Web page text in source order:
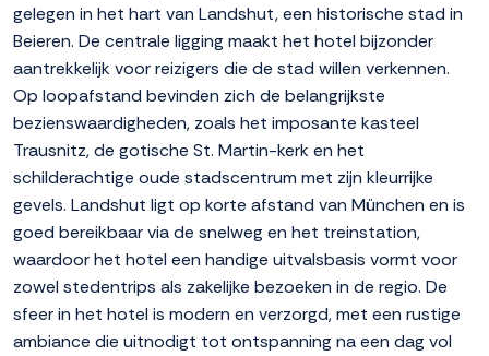
gelegen in het hart van Landshut, een historische stad in
Beieren. De centrale ligging maakt het hotel bijzonder
aantrekkelijk voor reizigers die de stad willen verkennen.
Op loopafstand bevinden zich de belangrijkste
bezienswaardigheden, zoals het imposante kasteel
Trausnitz, de gotische St. Martin-kerk en het
schilderachtige oude stadscentrum met zijn kleurrijke
gevels. Landshut ligt op korte afstand van München en is
goed bereikbaar via de snelweg en het treinstation,
waardoor het hotel een handige uitvalsbasis vormt voor
zowel stedentrips als zakelijke bezoeken in de regio. De
sfeer in het hotel is modern en verzorgd, met een rustige
ambiance die uitnodigt tot ontspanning na een dag vol